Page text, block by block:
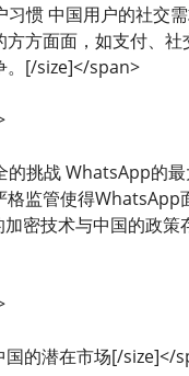
惯 中国用户的社交
方面面，如支付、
。[/size]</span>
挑战 WhatsApp的
监管使得
密技术与中国的政
的潜在市场[/size]</